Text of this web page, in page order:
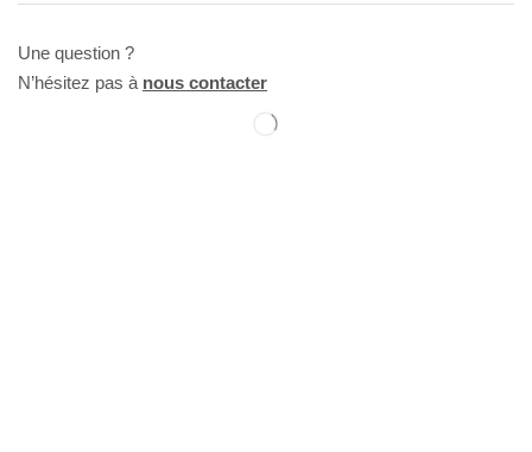
Une question ?
N’hésitez pas à nous contacter